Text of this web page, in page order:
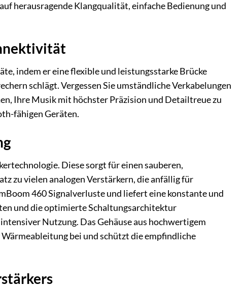
herausragende Klangqualität, einfache Bedienung und
indem er eine flexible und leistungsstarke Brücke
schlägt. Vergessen Sie umständliche Verkabelungen
Ihre Musik mit höchster Präzision und Detailtreue zu
fähigen Geräten.
Diese sorgt für einen sauberen,
zu vielen analogen Verstärkern, die anfällig für
460 Signalverluste und liefert eine konstante und
und die optimierte Schaltungsarchitektur
Nutzung. Das Gehäuse aus hochwertigem
bei und schützt die empfindliche